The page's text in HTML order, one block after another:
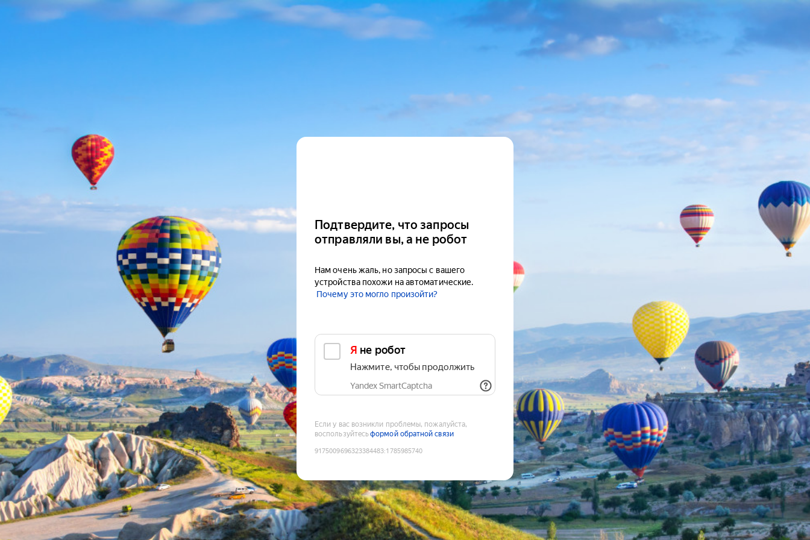
Подтвердите, что запросы
отправляли вы, а не робот
Нам очень жаль, но запросы с вашего
устройства похожи на автоматические.
Почему это могло произойти?
Я не робот
Нажмите, чтобы продолжить
Yandex SmartCaptcha
Если у вас возникли проблемы, пожалуйста,
воспользуйтесьформой обратной связи
9175009696323384483:1785985740